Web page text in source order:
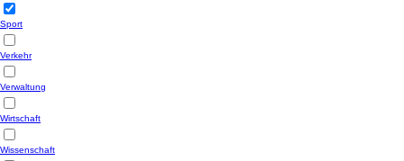
Sport
Verkehr
Verwaltung
Wirtschaft
Wissenschaft